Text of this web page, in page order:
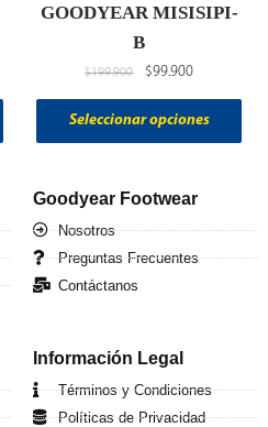
GOODYEAR MISISIPI-
B
$199.900 $99.900
Seleccionar opciones
Goodyear Footwear
Nosotros
Preguntas Frecuentes
Contáctanos
Información Legal
Términos y Condiciones
Políticas de Privacidad